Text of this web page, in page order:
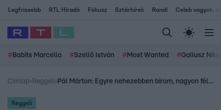
Legfrissebb RTL Híradó Fókusz Sztárhírek Randi Celeb vagyok,
# Babits Marcella #Szellő István # Most Wanted #Gallusz
Címlap› Reggeli› Pál Márton: Egyre nehezebben bírom, nagyon félek, hogy mi fog történni a következő hetekben
Reggeli